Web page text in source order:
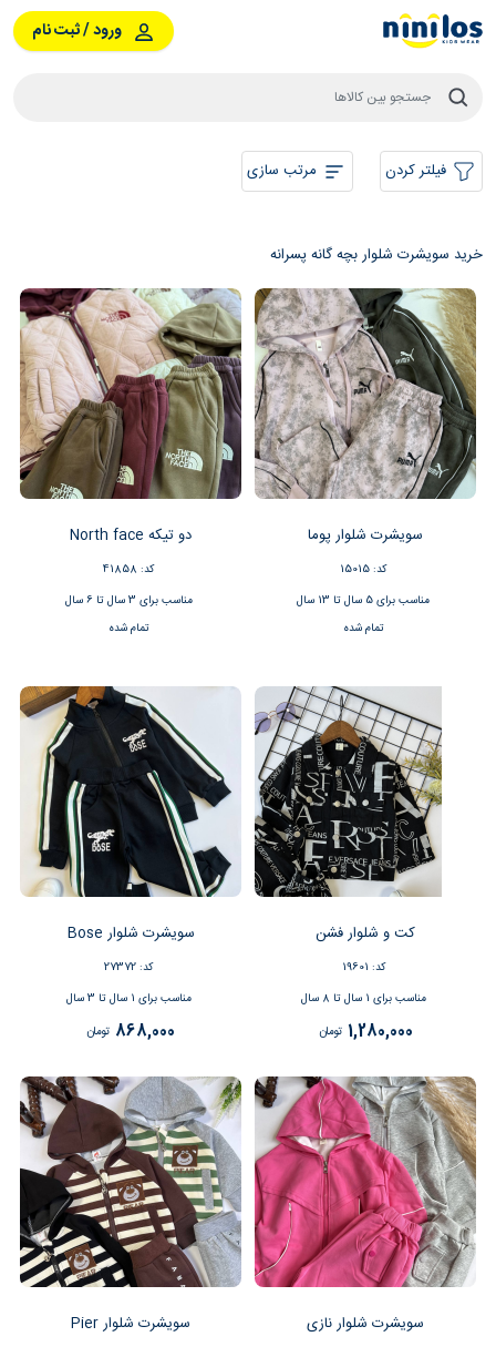
ورود / ثبت نام
فیلتر کردن مرتب سازی
خرید سویشرت شلوار بچه گانه پسرانه
سویشرت شلوار پوما
کد: 15015
مناسب برای 5 سال تا 13 سال
تمام شده
دو تیکه North face
کد: 41858
مناسب برای 3 سال تا 6 سال
تمام شده
کت و شلوار فشن
کد: 19601
مناسب برای 1 سال تا 8 سال
1,280,000 تومان
سویشرت شلوار Bose
کد: 27372
مناسب برای 1 سال تا 3 سال
868,000 تومان
سویشرت شلوار نازی سویشرت شلوار Pier